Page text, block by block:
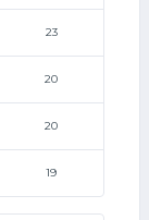
23
20
20
19